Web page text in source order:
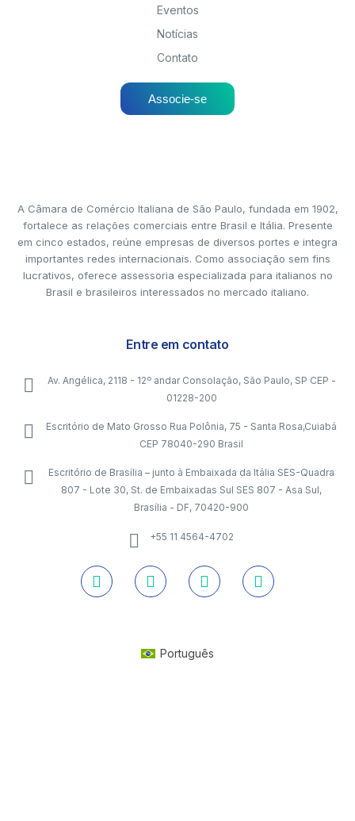
Eventos
Notícias
Contato
Associe-se
A Câmara de Comércio Italiana de São Paulo, fundada em 1902,
fortalece as relações comerciais entre Brasil e Itália. Presente
em cinco estados, reúne empresas de diversos portes e integra
importantes redes internacionais. Como associação sem fins
lucrativos, oferece assessoria especializada para italianos no
Brasil e brasileiros interessados no mercado italiano.
Entre em contato
Av. Angélica, 2118 - 12º andar Consolação, São Paulo, SP CEP -
01228-200
Escritório de Mato Grosso Rua Polônia, 75 - Santa Rosa,Cuiabá
CEP 78040-290 Brasil
Escritório de Brasília – junto à Embaixada da Itália SES-Quadra
807 - Lote 30, St. de Embaixadas Sul SES 807 - Asa Sul,
Brasília - DF, 70420-900
+55 11 4564-4702
Português